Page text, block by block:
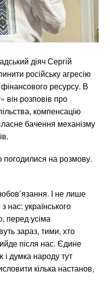
діяч Сергій
російську агресію
ресурсу. В
він розповів про
компенсацію
бачення механізму
на розмову.
І не лише
нас: українського
перед усіма
зараз, тими, хто
після нас. Єдине
думка народу тут
кілька настанов,